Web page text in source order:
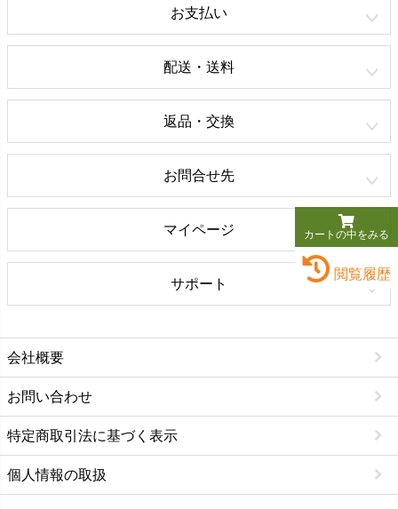
カートの中をみる
閲覧履歴
お支払い
配送・送料
返品・交換
お問合せ先
マイページ
サポート
会社概要
お問い合わせ
特定商取引法に基づく表示
個人情報の取扱